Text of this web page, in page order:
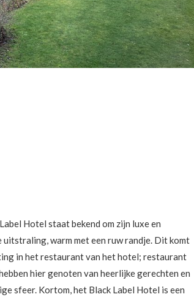
Hotel staat bekend om zijn luxe en
uitstraling, warm met een ruw randje. Dit komt
in het restaurant van het hotel; restaurant
hier genoten van heerlijke gerechten en
sfeer. Kortom, het Black Label Hotel is een